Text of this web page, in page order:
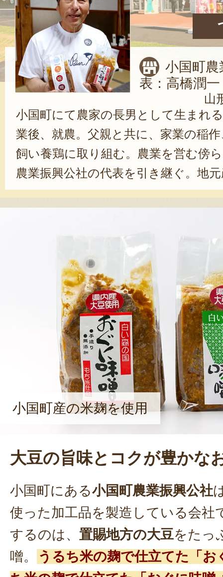
小国町農
表：高橋潤一
山
小国町にて農家の長男として生まれ
業後、就農。父親と共に、家業の稲
飼い養鶏に取り組む。農業を営む傍
農業振興公社の代表を引き継ぐ。地
た、味噌や豆菓子、お餅の商品開発
は、幅広い年代に食べてもらうため
ピッタリ」と大好評。「できるだけ
ん使って、小国町自体の活性化にも
す」と語っている。
小国町産の米麹を使用
大豆の旨味とコクが豊かな
小国町にある小国町農業振興公社
使った加工品を製造している会社
するのは、 置賜地方の大豆をたっ
噌。
うるち米の麹で仕立てた「お